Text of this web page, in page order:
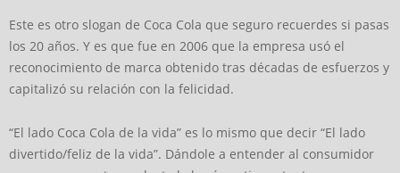
Este es otro slogan de Coca Cola que seguro recuerdes si pasas
los 20 años. Y es que fue en 2006 que la empresa usó el
reconocimiento de marca obtenido tras décadas de esfuerzos y
capitalizó su relación con la felicidad.
“El lado Coca Cola de la vida” es lo mismo que decir “El lado
divertido/feliz de la vida”. Dándole a entender al consumidor